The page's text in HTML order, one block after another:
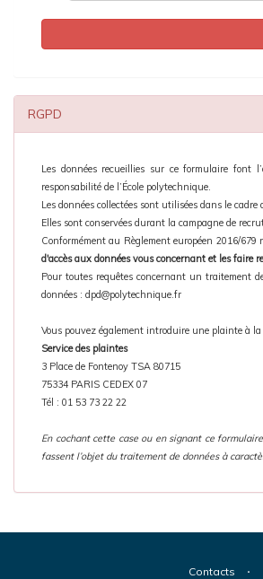
RGPD
Les données recueillies sur ce formulaire font
responsabilité de l’École polytechnique.
Les données collectées sont utilisées dans le cadre
Elles sont conservées durant la campagne de
Conformément au Règlement européen 2016/
d'accès aux données vous concernant et les faire
Pour toutes requêtes concernant un traitement
données : dpd@polytechnique.fr
Vous pouvez également introduire une plainte à
Service des plaintes
3 Place de Fontenoy TSA 80715
75334 PARIS CEDEX 07
Tél : 01 53 73 22 22
En cochant cette case ou en signant ce
fassent l’objet du traitement de données à
Contacts